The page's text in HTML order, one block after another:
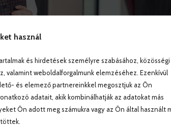
használ
és hirdetések személyre szabásához, közösségi
valamint weboldalforgalmunk elemzéséhez. Ezenkívül
és elemező partnereinkkel megosztjuk az Ön
adatait, akik kombinálhatják az adatokat más
Ön adott meg számukra vagy az Ön által használt